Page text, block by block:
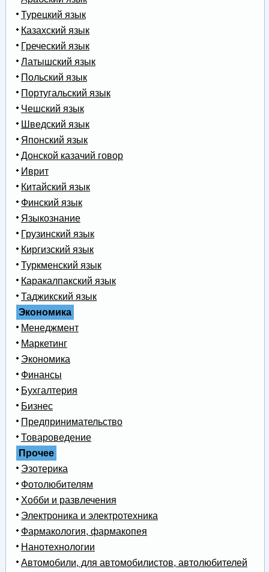
Турецкий язык
Казахский язык
Греческий язык
Латышский язык
Польский язык
Португальский язык
Чешский язык
Шведский язык
Японский язык
Донской казачий говор
Иврит
Китайский язык
Финский язык
Языкознание
Грузинский язык
Киргизский язык
Туркменский язык
Каракалпакский язык
Таджикский язык
Экономика
Менеджмент
Маркетинг
Экономика
Финансы
Бухгалтерия
Бизнес
Предпринимательство
Товароведение
Прочее
Эзотерика
Фотолюбителям
Хобби и развлечения
Электроника и электротехника
Фармакология, фармакопея
Нанотехнологии
Автомобили, для автомобилистов, автолюбителей